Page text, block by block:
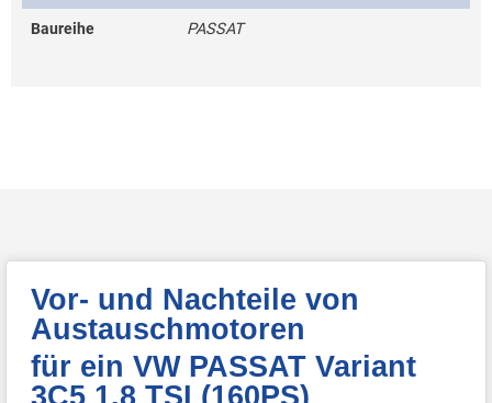
Baureihe PASSAT
Vor- und Nachteile von
Austauschmotoren
für ein VW PASSAT Variant
3C5 1.8 TSI (160PS)